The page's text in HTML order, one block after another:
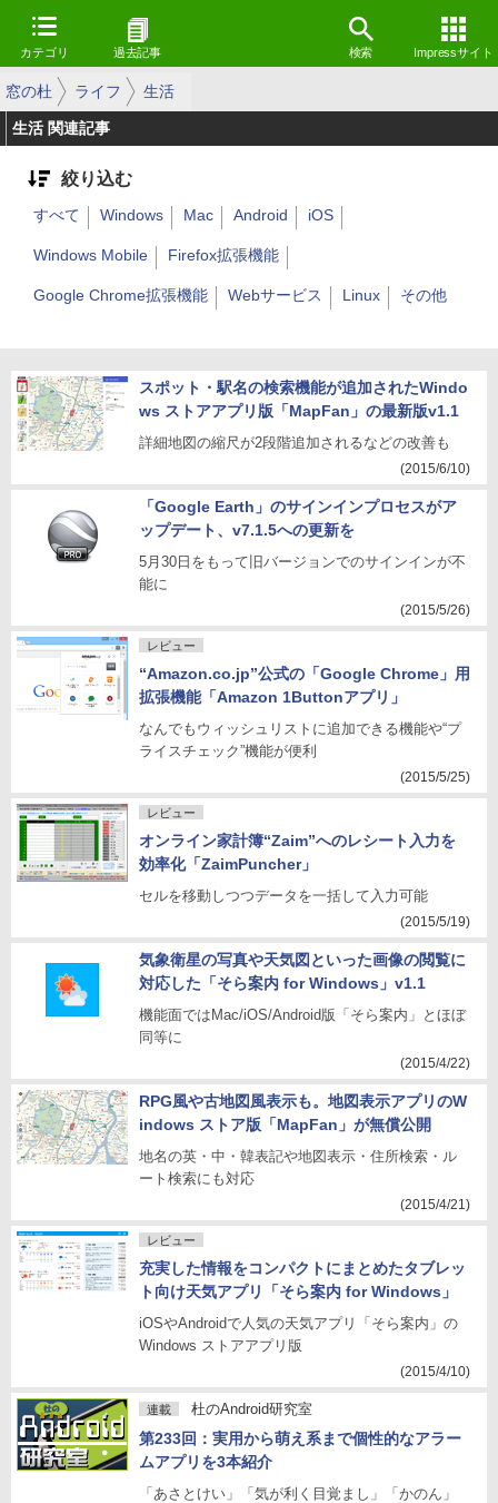
カテゴリ 過去記事 検索 Impressサイト
窓の杜 ライフ 生活
生活 関連記事
絞り込む
すべて Windows Mac Android iOS
Windows Mobile Firefox拡張機能
Google Chrome拡張機能 Webサービス Linux その他
スポット・駅名の検索機能が追加されたWindo
ws ストアアプリ版「MapFan」の最新版v1.1
詳細地図の縮尺が2段階追加されるなどの改善も
(2015/6/10)
「Google Earth」のサインインプロセスがア
ップデート、v7.1.5への更新を
5月30日をもって旧バージョンでのサインインが不
能に
(2015/5/26)
レビュー
“Amazon.co.jp”公式の「Google Chrome」用
拡張機能「Amazon 1Buttonアプリ」
なんでもウィッシュリストに追加できる機能や“プ
ライスチェック”機能が便利
(2015/5/25)
レビュー
オンライン家計簿“Zaim”へのレシート入力を
効率化「ZaimPuncher」
セルを移動しつつデータを一括して入力可能
(2015/5/19)
気象衛星の写真や天気図といった画像の閲覧に
対応した「そら案内 for Windows」v1.1
機能面ではMac/iOS/Android版「そら案内」とほぼ
同等に
(2015/4/22)
RPG風や古地図風表示も。地図表示アプリのW
indows ストア版「MapFan」が無償公開
地名の英・中・韓表記や地図表示・住所検索・ル
ート検索にも対応
(2015/4/21)
レビュー
充実した情報をコンパクトにまとめたタブレッ
ト向け天気アプリ「そら案内 for Windows」
iOSやAndroidで人気の天気アプリ「そら案内」の
Windows ストアアプリ版
(2015/4/10)
連載 杜のAndroid研究室
第233回：実用から萌え系まで個性的なアラー
ムアプリを3本紹介
「あさとけい」「気が利く目覚まし」「かのん」